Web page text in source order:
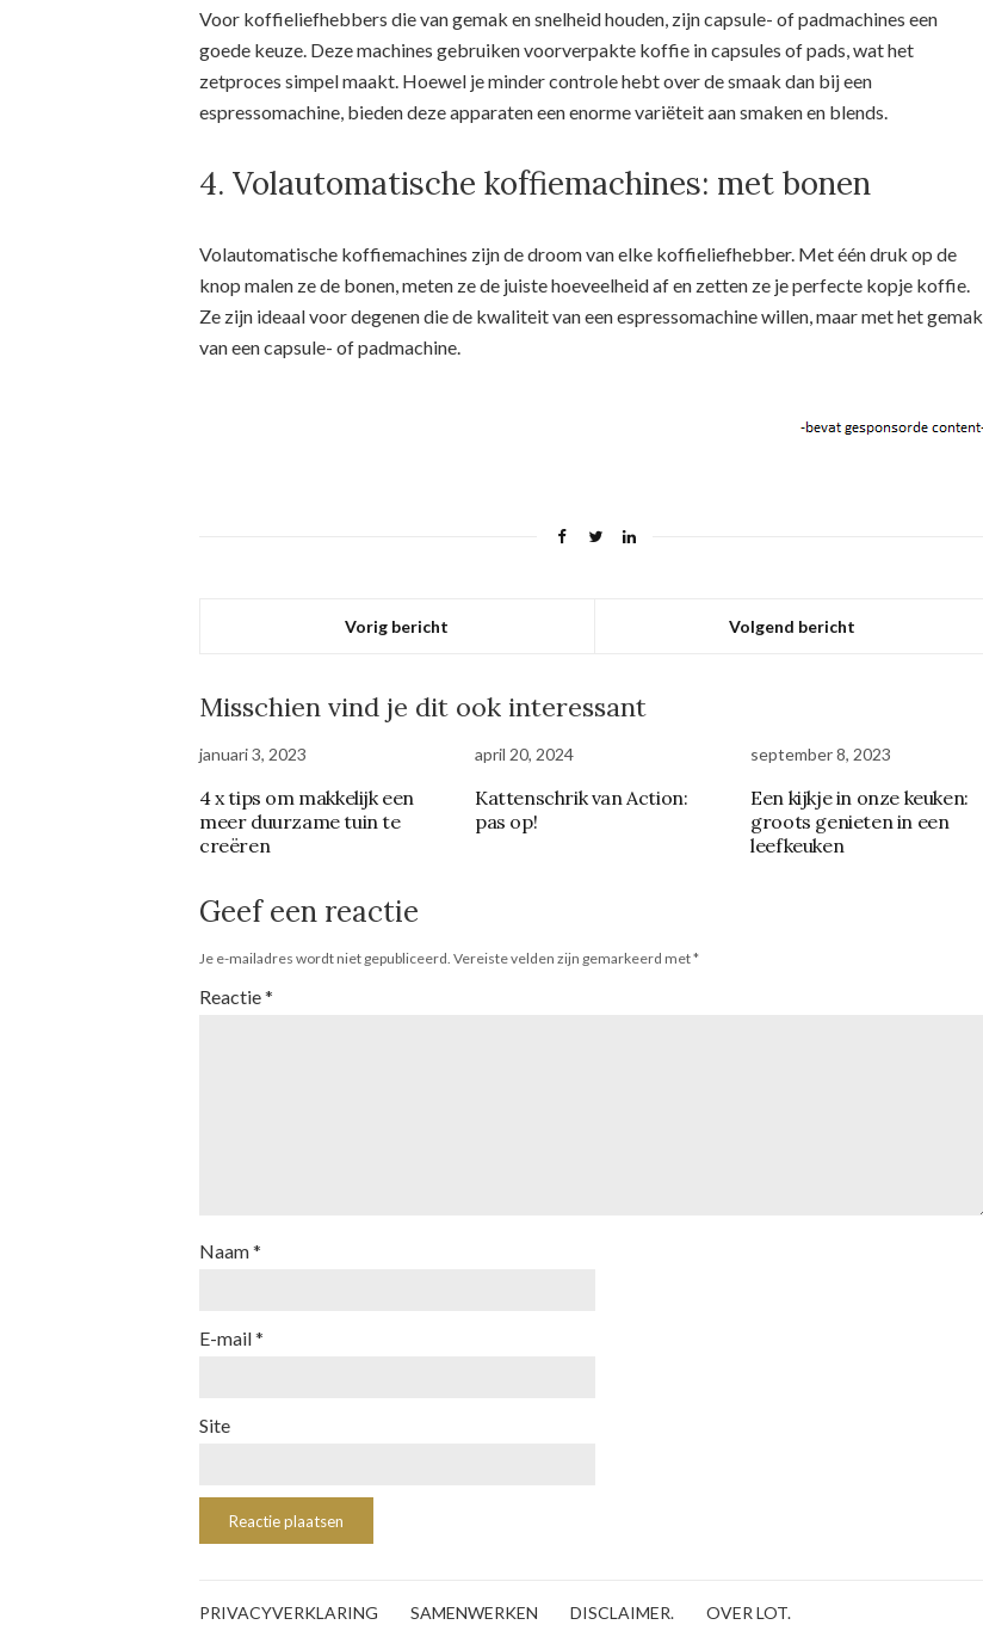
Voor koffieliefhebbers die van gemak en snelheid houden, zijn capsule- of padmachines een
goede keuze. Deze machines gebruiken voorverpakte koffie in capsules of pads, wat het
zetproces simpel maakt. Hoewel je minder controle hebt over de smaak dan bij een
espressomachine, bieden deze apparaten een enorme variëteit aan smaken en blends.
4. Volautomatische koffiemachines: met bonen
Volautomatische koffiemachines zijn de droom van elke koffieliefhebber. Met één druk op de
knop malen ze de bonen, meten ze de juiste hoeveelheid af en zetten ze je perfecte kopje koffie.
Ze zijn ideaal voor degenen die de kwaliteit van een espressomachine willen, maar met het gemak
van een capsule- of padmachine.
Vorig bericht Volgend bericht
Misschien vind je dit ook interessant
januari 3, 2023
4 x tips om makkelijk een
meer duurzame tuin te
creëren
april 20, 2024
Kattenschrik van Action:
pas op!
september 8, 2023
Een kijkje in onze keuken:
groots genieten in een
leefkeuken
Geef een reactie
Je e-mailadres wordt niet gepubliceerd. Vereiste velden zijn gemarkeerd met*
Reactie*
Naam*
E-mail*
Site
PRIVACYVERKLARING SAMENWERKEN DISCLAIMER. OVER LOT.